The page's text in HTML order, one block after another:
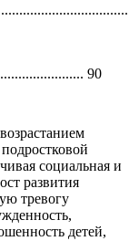
90
социальная и
развития
тревогу
детей,